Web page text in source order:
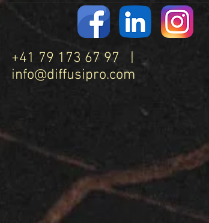
+41 79 173 67 97 |
info@diffusipro.com